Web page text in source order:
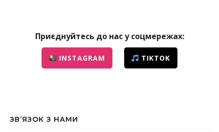
Приєднуйтесь до нас у соцмережах:
INSTAGRAM TIKTOK
ЗВ’ЯЗОК З НАМИ